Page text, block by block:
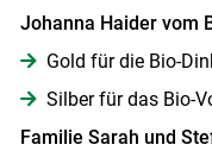
Johanna Haider vom
Gold für die Bio-
Silber für das Bio-
Familie Sarah und